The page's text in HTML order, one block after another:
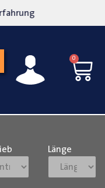
transparent
0
Länge